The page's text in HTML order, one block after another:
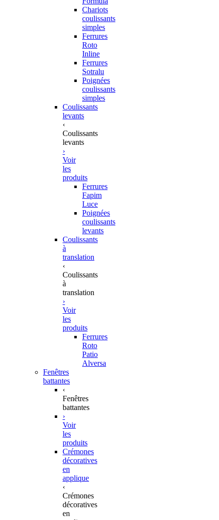
Chariots
coulissants
simples
Ferrures
Roto
Inline
Ferrures
Sotralu
Poignées
coulissants
simples
Coulissants
levants
‹
Coulissants
levants
›
Voir
les
produits
Ferrures
Fapim
Luce
Poignées
coulissants
levants
Coulissants
à
translation
‹
Coulissants
à
translation
›
Voir
les
produits
Ferrures
Roto
Patio
Alversa
Fenêtres
battantes
‹
Fenêtres
battantes
›
Voir
les
produits
Crémones
décoratives
en
applique
‹
Crémones
décoratives
en